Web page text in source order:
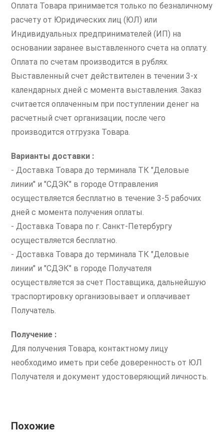
Оплата Товара принимается только по безналичному
расчету от Юридических лиц (ЮЛ) или
Индивидуальных предпринимателей (ИП) на
основании заранее выставленного счета на оплату.
Оплата по счетам производится в рублях.
Выставленный счет действителен в течении 3-х
календарных дней с момента выставления. Заказ
считается оплаченным при поступлении денег на
расчетный счет организации, после чего
производится отгрузка Товара.
Варианты доставки :
- Доставка Товара до терминала ТК "Деловые
линии" и "СДЭК" в городе Отправления
осуществляется бесплатно в течение 3-5 рабочих
дней с момента получения оплаты.
- Доставка Товара по г. Санкт-Петербургу
осуществляется бесплатно.
- Доставка Товара до терминала ТК "Деловые
линии" и "СДЭК" в городе Получателя
осуществляется за счет Поставщика, дальнейшую
траспортировку организовывает и оплачивает
Получатель.
Получение :
Для получения Товара, контактному лицу
необходимо иметь при себе доверенность от ЮЛ
Получателя и документ удостоверяющий личность.
Похожие